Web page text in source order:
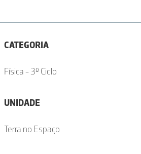
CATEGORIA
Física - 3º Ciclo
UNIDADE
Terra no Espaço